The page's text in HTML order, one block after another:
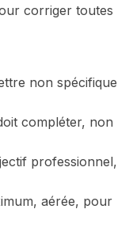
corriger toutes
non spécifique
compléter, non
professionnel,
aérée, pour